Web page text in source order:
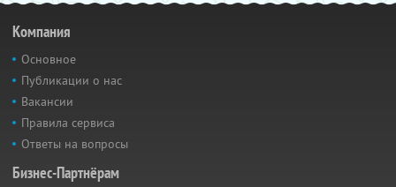
Компания
Основное
Публикации о нас
Вакансии
Правила сервиса
Ответы на вопросы
Бизнес-Партнёрам